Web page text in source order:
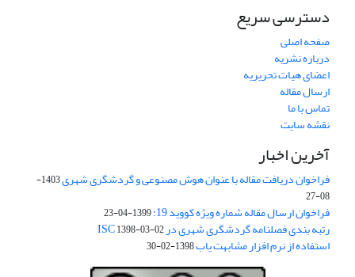
دسترسی سریع
صفحه اصلی
درباره نشریه
اعضای هیات تحریریه
ارسال مقاله
تماس با ما
نقشه سایت
آخرین اخبار
فراخوان دریافت مقاله با عنوان هوش مصنوعی و گردشگری شهری
1403-
08-27
فراخوان ارسال مقاله شماره ویژه کووید 19: 1399-04-23
رتبه بندی فصلنامه گردشگری شهری در ISC1398-03-02
استفاده از نرم افزار مشابهت یاب1398-02-30